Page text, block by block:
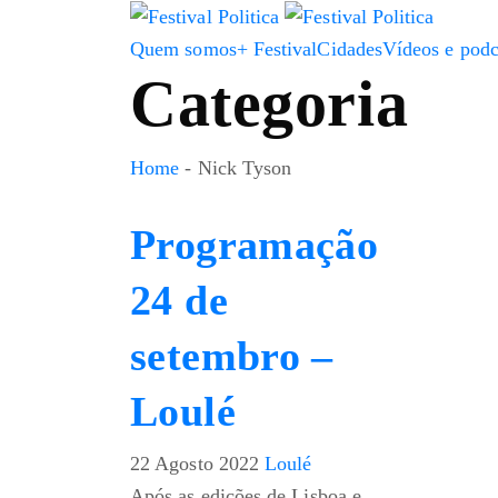
Quem somos+ FestivalCidadesVídeos e
Categoria
Home - Nick Tyson
Programação
24 de
setembro –
Loulé
22 Agosto 2022 Loulé